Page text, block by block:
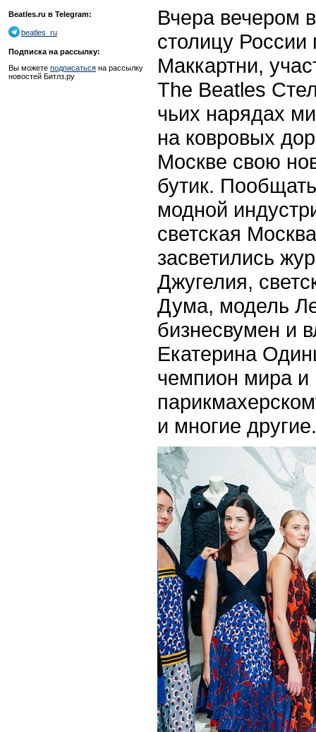
Beatles.ru в Telegram:
beatles_ru
Подписка на рассылку:
Вы можете подписаться на рассылку
новостей Битлз.ру
Вчера вечером
столицу
Маккартни,
The Beatles
чьих нарядах
на ковровых
Москве свою
бутик.
модной
светская
засветились
Джугелия,
Дума, модель
бизнесвумен и
Екатерина
чемпион мира и
и многие другие.